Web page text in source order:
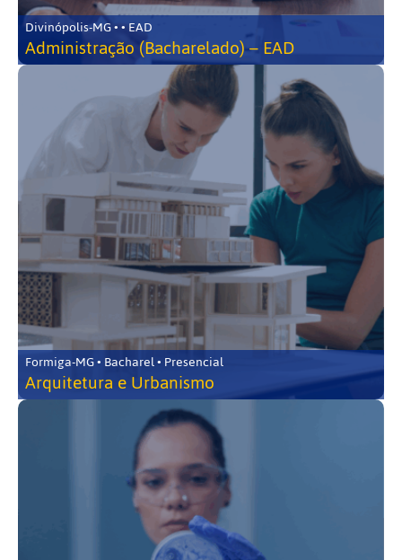
Divinópolis-MG • • EAD
Administração (Bacharelado) – EAD
Formiga-MG • Bacharel • Presencial
Arquitetura e Urbanismo